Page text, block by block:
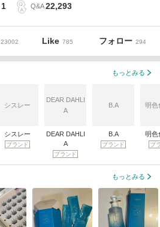
1 Q&A 22,293
23002 Like 785 フォロー 294
もっとみる
シスレー
シスレー
ブランド
DEAR DAHLI
A
DEAR DAHLI
A
ブランド
B.A
B.A
ブランド
明色
明色
ブ
もっとみる